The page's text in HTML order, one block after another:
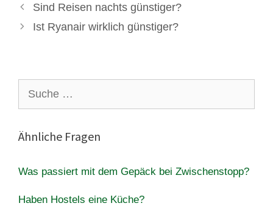
Sind Reisen nachts günstiger?
Ist Ryanair wirklich günstiger?
nach:
Ähnliche Fragen
Was passiert mit dem Gepäck bei Zwischenstopp?
Haben Hostels eine Küche?